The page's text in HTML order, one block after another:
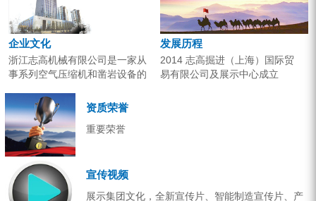
企业文化
浙江志高机械有限公司是一家从
事系列空气压缩机和凿岩设备的
的专业机构。产品广泛应用于工
业气源、各类矿山开采和工程项
目建设。企业以技术开发为核
心，...
发展历程
2014 志高掘进（上海）国际贸
易有限公司及展示中心成立
资质荣誉
重要荣誉
宣传视频
展示集团文化，全新宣传片、智能制造宣传片、产